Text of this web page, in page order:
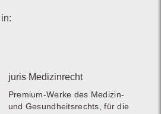
juris Medizinrecht
Premium-Werke des Medizin-
und Gesundheitsrechts, für die